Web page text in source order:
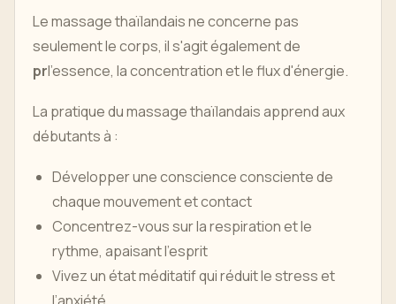
Le massage thaïlandais ne concerne pas
seulement le corps, il s'agit également de
prl'essence, la concentration et le flux d'énergie.
La pratique du massage thaïlandais apprend aux
débutants à :
Développer une conscience consciente de
chaque mouvement et contact
Concentrez-vous sur la respiration et le
rythme, apaisant l'esprit
Vivez un état méditatif qui réduit le stress et